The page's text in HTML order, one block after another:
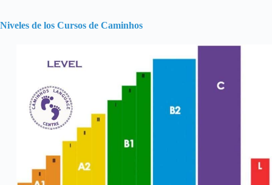
Niveles de los Cursos de Caminhos